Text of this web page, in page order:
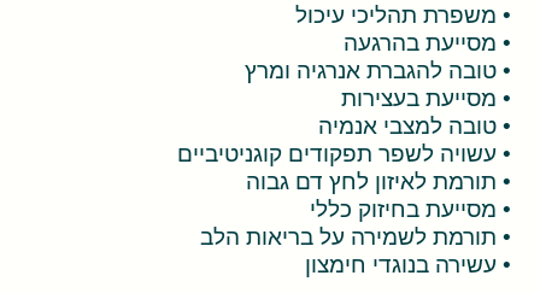
• משפרת תהליכי עיכול
• מסייעת בהרגעה
• טובה להגברת אנרגיה ומרץ
• מסייעת בעצירות
• טובה למצבי אנמיה
• עשויה לשפר תפקודים קוגניטיביים
• תורמת לאיזון לחץ דם גבוה
• מסייעת בחיזוק כללי
• תורמת לשמירה על בריאות הלב
• עשירה בנוגדי חימצון